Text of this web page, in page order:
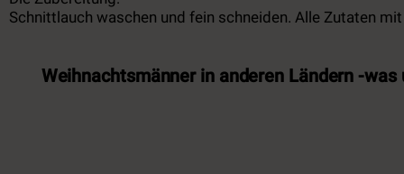
Schnittlauch waschen und fein schneiden. Alle Zutaten
Weihnachtsmänner in anderen Ländern -